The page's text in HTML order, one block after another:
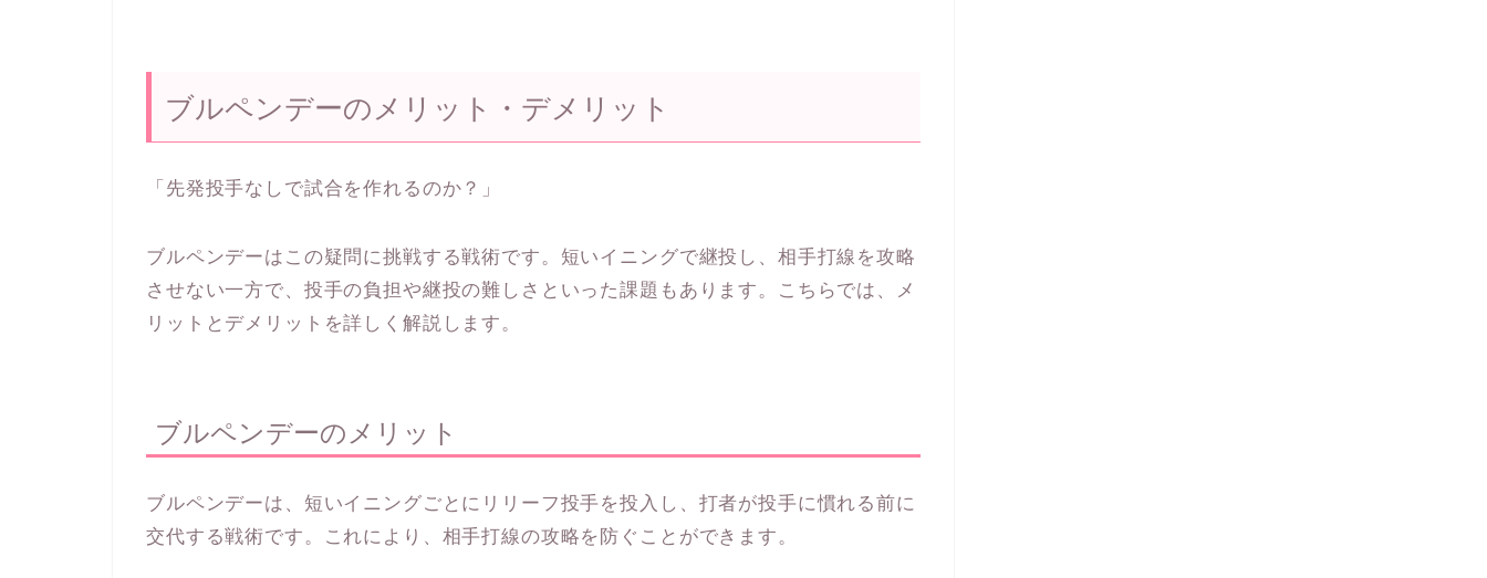
ブルペンデーのメリット・デメリット
「先発投手なしで試合を作れるのか？」
ブルペンデーはこの疑問に挑戦する戦術です。短いイニングで継投し、相手打線を攻略
させない一方で、投手の負担や継投の難しさといった課題もあります。こちらでは、メ
リットとデメリットを詳しく解説します。
ブルペンデーのメリット
ブルペンデーは、短いイニングごとにリリーフ投手を投入し、打者が投手に慣れる前に
交代する戦術です。これにより、相手打線の攻略を防ぐことができます。